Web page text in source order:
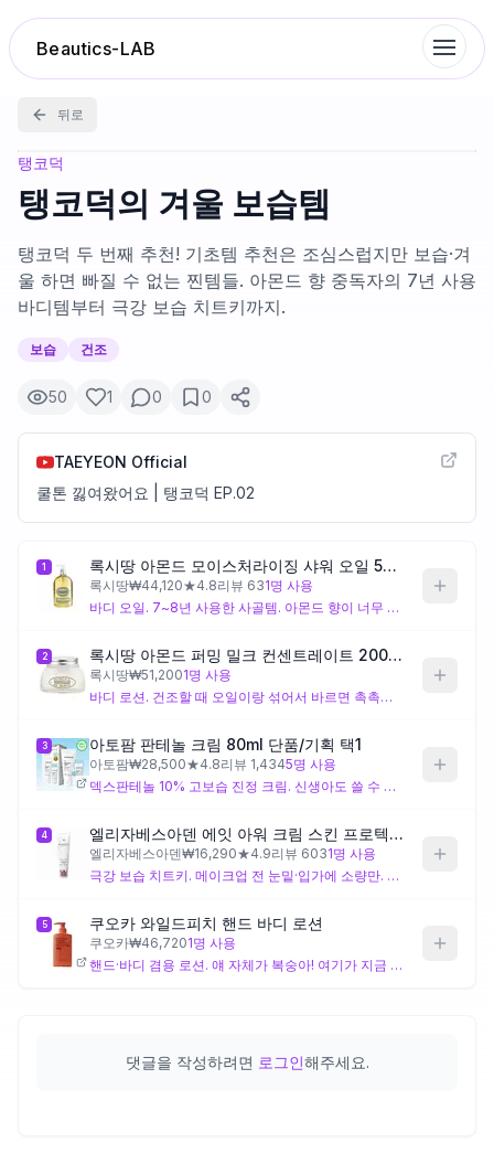
Beautics-LAB
랭킹
성분분석
나의 스킨케어
대화 이력
루틴탐색
뒤로
탱코덕
탱코덕의 겨울 보습템
탱코덕 두 번째 추천! 기초템 추천은 조심스럽지만 보습·겨
울 하면 빠질 수 없는 찐템들. 아몬드 향 중독자의 7년 사용
바디템부터 극강 보습 치트키까지.
보습 건조
50 1 0 0
TAEYEON Official
쿨톤 낋여왔어요 | 탱코덕 EP.02
1 록시땅 아몬드 모이스처라이징 샤워 오일 500ml
록시땅₩44,120★4.8리뷰 631명 사용
바디 오일. 7~8년 사용한 사골템. 아몬드 향이 너무 좋아서 계속 씀. 로션에 섞거나 단독으로 사용
2 록시땅 아몬드 퍼밍 밀크 컨센트레이트 200ml
록시땅₩51,2001명 사용
바디 로션. 건조할 때 오일이랑 섞어서 바르면 촉촉함이 오래 감
3 아토팜 판테놀 크림 80ml 단품/기획 택1
아토팜₩28,500★4.8리뷰 1,4345명 사용
덱스판테놀 10% 고보습 진정 크림. 신생아도 쓸 수 있는 순한 제품. 얼굴·바디 둘 다 가능. 오일이랑 섞어 바디에 바르기도
4 엘리자베스아덴 에잇 아워 크림 스킨 프로텍턴트 50ml
엘리자베스아덴₩16,290★4.9리뷰 6031명 사용
극강 보습 치트키. 메이크업 전 눈밑·입가에 소량만. 파데랑 섞어 바르면 짱짱함. 향은 썩은 초콜릿 같지만 중독성 있음
5 쿠오카 와일드피치 핸드 바디 로션
쿠오카₩46,7201명 사용
핸드·바디 겸용 로션. 얘 자체가 복숭아! 여기가 지금 과일 시장. 안 미끌거려서 핸드크림 안 바르던 나도 잘 씀
댓글을 작성하려면 로그인해주세요.